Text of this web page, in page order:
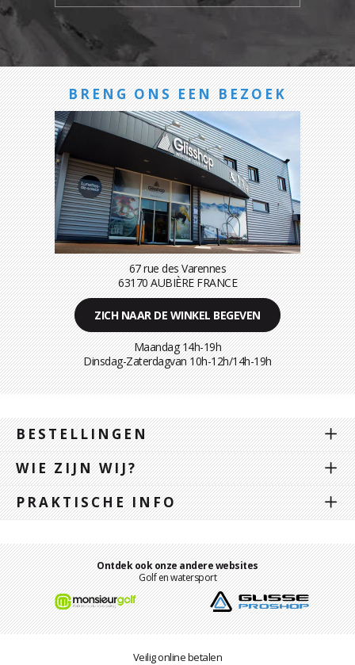
BRENG ONS EEN BEZOEK
67 rue des Varennes
63170 AUBIÈRE FRANCE
ZICH NAAR DE WINKEL BEGEVEN
Maandag 14h-19h
Dinsdag-Zaterdagvan 10h-12h/14h-19h
BESTELLINGEN
WIE ZIJN WIJ?
PRAKTISCHE INFO
Ontdek ook onze andere websites
Golf en watersport
Veilig online betalen